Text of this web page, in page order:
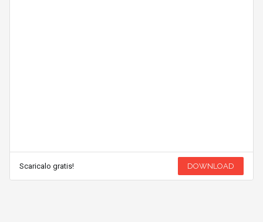
Scaricalo gratis! DOWNLOAD